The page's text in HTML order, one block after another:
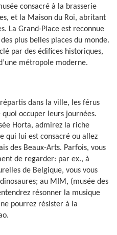
consacré à la brasserie
et la Maison du Roi, abritant
La Grand-Place est reconnue
plus belles places du monde.
par des édifices historiques,
métropole moderne.
dans la ville, les férus
occuper leurs journées.
Horta, admirez la riche
qui lui est consacré ou allez
des Beaux-Arts. Parfois, vous
de regarder: par ex., à
de Belgique, vous vous
au MIM, (musée des
résonner la musique
pourrez résister à la